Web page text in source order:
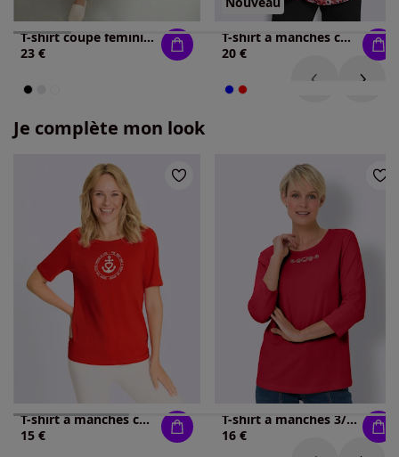
T-shirt coupe féminine motif graphique
23 €
T-shirt à manches courtes pur coton
20 €
Je complète mon look
T-shirt à manches courtes motif marin
15 €
T-shirt à manches 3/4 petites pierres fantaisie sur l'encolure
16 €